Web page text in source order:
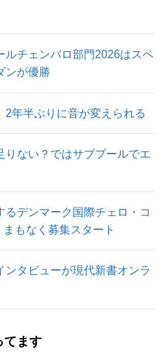
ルチェンバロ部門2026はスペ
ンが優勝
2年半ぶりに音が変えられる
りない？ではサブプールでエ
デンマーク国際チェロ・コ
もなく募集スタート
タビューが現代新書オンラ
てます